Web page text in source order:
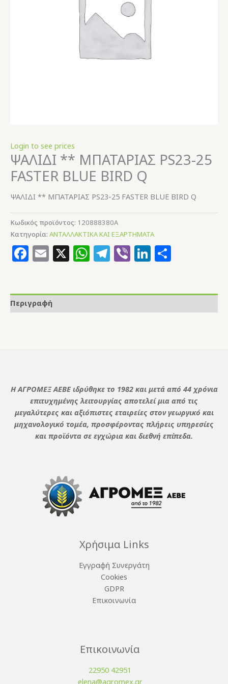
Login to see prices
ΨΑΛΙΔΙ ** ΜΠΑΤΑΡΙΑΣ PS23-25
FASTER BLUE BIRD Q
ΨΑΛΙΔΙ ** ΜΠΑΤΑΡΙΑΣ PS23-25 FASTER BLUE BIRD Q
Κωδικός προϊόντος: 120888380A
Κατηγορία: ΑΝΤΑΛΛΑΚΤΙΚΑ ΚΑΙ ΕΞΑΡΤΗΜΑΤΑ
Facebook
Email
X WhatsApp
Telegram
ViberLinkedIn
Περιγραφή
Η ΑΓΡΟΜΕΞ ΑΕΒΕ ιδρύθηκε το 1982 και μετά από 44 χρόνια
επιτυχημένης λειτουργίας αποτελεί μια από τις
μεγαλύτερες και αξιόπιστες εταιρείες στον γεωργικό και
μηχανολογικό τομέα, προσφέροντας πλήρεις υπηρεσίες
και προϊόντα σε εγχώρια και διεθνή επίπεδα.
Χρήσιμα Links
Εγγραφή Συνεργάτη
Cookies
GDPR
Επικοινωνία
Επικοινωνία
22950 42951
elena@agromex.gr